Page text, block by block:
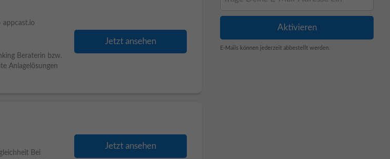
appcast.io
Beraterin bzw.
Anlagelösungen
Jetzt ansehen
Bei
Jetzt ansehen
E-Mails können jederzeit abbestellt werden.